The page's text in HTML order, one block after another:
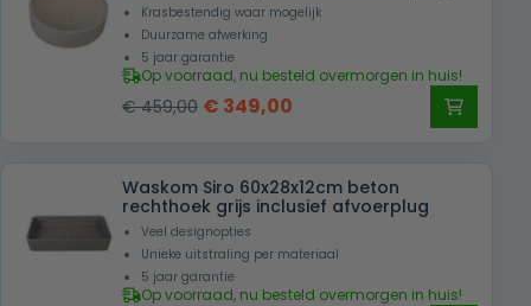
Krasbestendig waar mogelijk
Duurzame afwerking
5 jaar garantie
Op voorraad, nu besteld overmorgen in huis!
€459,00 Oorspronkelijke
was:
€ 459,00.
€ 349,00
is:
€ 349,00.
Waskom Siro 60x28x12cm beton
rechthoek grijs inclusief afvoerplug
Veel designopties
Unieke uitstraling per materiaal
5 jaar garantie
Op voorraad, nu besteld overmorgen in huis!